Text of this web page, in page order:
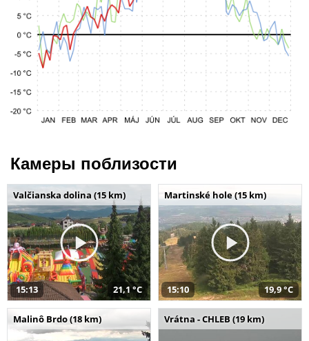
Камеры поблизости
Valčianska dolina (15 km)
15:13 21,1 °C
Martinské hole (15 km)
15:10 19,9 °C
Malinô Brdo (18 km) Vrátna - CHLEB (19 km)